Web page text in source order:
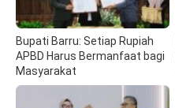
Bupati Barru: Setiap Rupiah
APBD Harus Bermanfaat bagi
Masyarakat